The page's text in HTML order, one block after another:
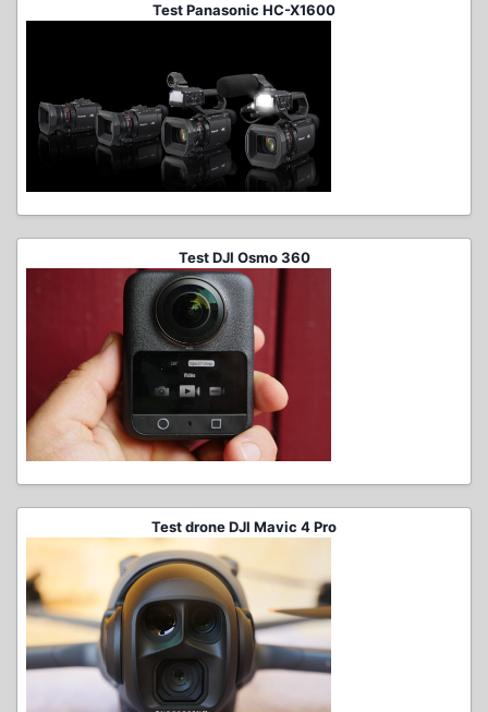
Test Panasonic HC-X1600
Test DJI Osmo 360
Test drone DJI Mavic 4 Pro